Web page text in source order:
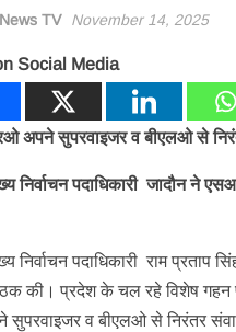
TV November 14, 2025
Social Media
अपने सुपरवाइजर व बीएलओ से
निर्वाचन पदाधिकारी जादौन ने
निर्वाचन पदाधिकारी राम प्रताप
की। प्रदेश के चल रहे विशेष गहन
सुपरवाइजर व बीएलओ से निरंतर